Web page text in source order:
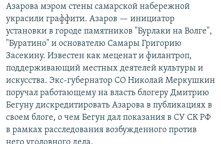
Азарова мэром стены самарской набережной
украсили граффити. Азаров — инициатор
установки в городе памятников "Бурлаки на Волге",
"Буратино" и основателю Самары Григорию
Засекину. Известен как меценат и филантроп,
поддерживающий местных деятелей культуры и
искусства. Экс-губернатор СО Николай Меркушкин
поручал работающему на власть блогеру Дмитрию
Бегуну дискредитировать Азарова в публикациях в
своем блоге, о чем Бегун дал показания в СУ СК РФ
в рамках расследования возбужденного против